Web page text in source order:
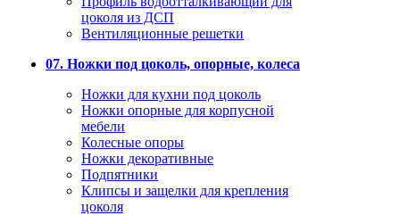
цоколя из ДСП
Вентиляционные решетки
07. Ножки под цоколь, опорные, колеса
Ножки для кухни под цоколь
Ножки опорные для корпусной
мебели
Колесные опоры
Ножки декоративные
Подпятники
Клипсы и защелки для крепления
цоколя